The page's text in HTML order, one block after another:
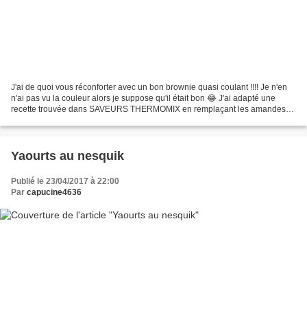
J'ai de quoi vous réconforter avec un bon brownie quasi coulant !!!! Je n'en
n'ai pas vu la couleur alors je suppose qu'il était bon 😂 J'ai adapté une
recette trouvée dans SAVEURS THERMOMIX en remplaçant les amandes
Yaourts au nesquik
Publié le 23/04/2017 à 22:00
Par capucine4636